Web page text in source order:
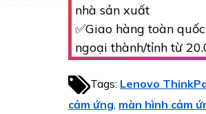
nhà sản xuất
✅Giao hàng toàn
ngoại thành/tỉnh từ
Tags: Lenovo
cảm ứng, màn hình cảm